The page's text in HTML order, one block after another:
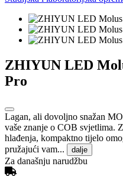
ZHIYUN LED
Pro
Lagan, ali dovoljno snažan
vaše znanje o COB svjetlima.
hlađenja, kompaktno tijelo
pružajući vam...
dalje
Za današnju narudžbu